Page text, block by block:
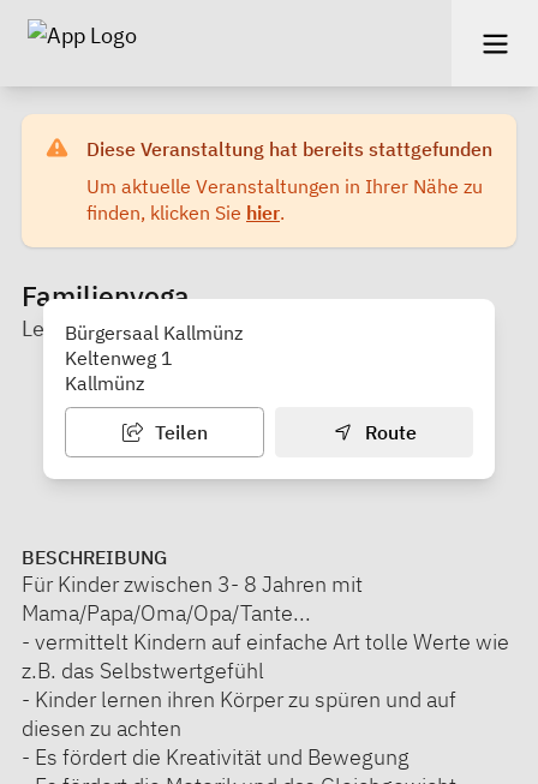
Diese Veranstaltung hat bereits stattgefunden
Um aktuelle Veranstaltungen in Ihrer Nähe zu
finden, klicken Sie hier.
Familienyoga
Lena Zollner - Familie Löwenstark
Bürgersaal Kallmünz
Keltenweg 1
Kallmünz
Teilen Route
BESCHREIBUNG
Für Kinder zwischen 3- 8 Jahren mit
Mama/Papa/Oma/Opa/Tante...
- vermittelt Kindern auf einfache Art tolle Werte wie
z.B. das Selbstwertgefühl
- Kinder lernen ihren Körper zu spüren und auf
diesen zu achten
- Es fördert die Kreativität und Bewegung